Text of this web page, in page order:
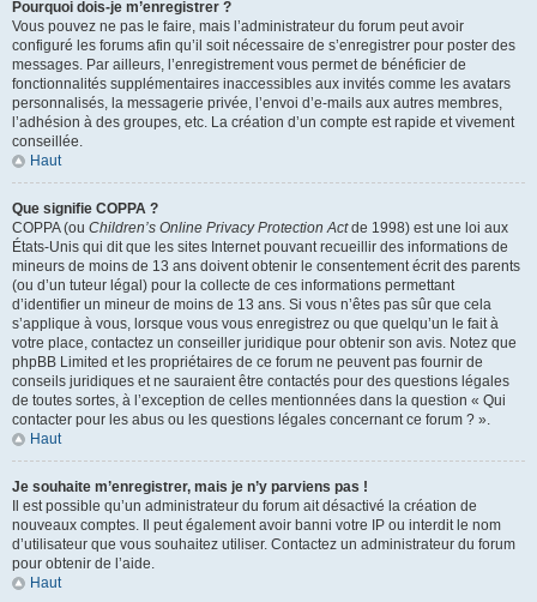
Pourquoi dois-je m’enregistrer ?
Vous pouvez ne pas le faire, mais l’administrateur du forum peut avoir
configuré les forums afin qu’il soit nécessaire de s’enregistrer pour poster des
messages. Par ailleurs, l’enregistrement vous permet de bénéficier de
fonctionnalités supplémentaires inaccessibles aux invités comme les avatars
personnalisés, la messagerie privée, l’envoi d’e-mails aux autres membres,
l’adhésion à des groupes, etc. La création d’un compte est rapide et vivement
conseillée.
Haut
Que signifie COPPA ?
COPPA (ou Children’s Online Privacy Protection Actde 1998) est une loi aux
États-Unis qui dit que les sites Internet pouvant recueillir des informations de
mineurs de moins de 13 ans doivent obtenir le consentement écrit des parents
(ou d’un tuteur légal) pour la collecte de ces informations permettant
d’identifier un mineur de moins de 13 ans. Si vous n’êtes pas sûr que cela
s’applique à vous, lorsque vous vous enregistrez ou que quelqu’un le fait à
votre place, contactez un conseiller juridique pour obtenir son avis. Notez que
phpBB Limited et les propriétaires de ce forum ne peuvent pas fournir de
conseils juridiques et ne sauraient être contactés pour des questions légales
de toutes sortes, à l’exception de celles mentionnées dans la question « Qui
contacter pour les abus ou les questions légales concernant ce forum ? ».
Haut
Je souhaite m’enregistrer, mais je n’y parviens pas !
Il est possible qu’un administrateur du forum ait désactivé la création de
nouveaux comptes. Il peut également avoir banni votre IP ou interdit le nom
d’utilisateur que vous souhaitez utiliser. Contactez un administrateur du forum
pour obtenir de l’aide.
Haut